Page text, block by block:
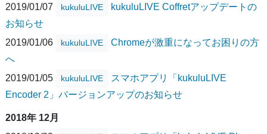
2019/01/07
kukuluLIVE
kukuluLIVE Coffretアップデートの
お知らせ
2019/01/06
kukuluLIVE
Chromeが激重になってお困りの方
へ
2019/01/05
kukuluLIVE
スマホアプリ「kukuluLIVE
Encoder 2」バージョンアップのお知らせ
2018年 12月